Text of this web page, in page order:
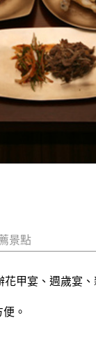
景點
甲宴、週歲宴
。